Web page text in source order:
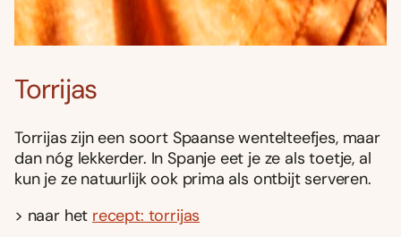
Torrijas
Torrijas zijn een soort Spaanse wentelteefjes, maar
dan nóg lekkerder. In Spanje eet je ze als toetje, al
kun je ze natuurlijk ook prima als ontbijt serveren.
> naar het recept: torrijas